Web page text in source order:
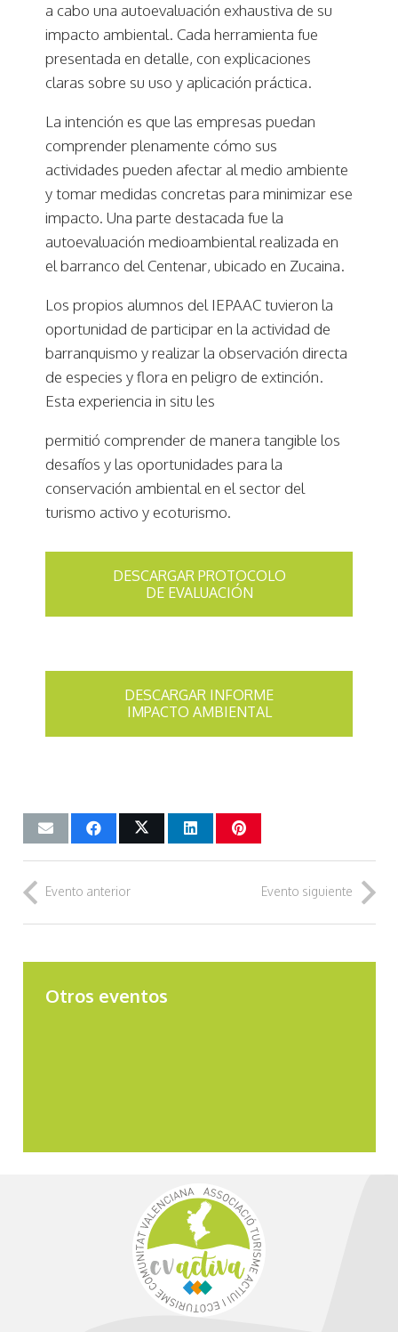
a cabo una autoevaluación exhaustiva de su
impacto ambiental. Cada herramienta fue
presentada en detalle, con explicaciones
claras sobre su uso y aplicación práctica.
La intención es que las empresas puedan
comprender plenamente cómo sus
actividades pueden afectar al medio ambiente
y tomar medidas concretas para minimizar ese
impacto. Una parte destacada fue la
autoevaluación medioambiental realizada en
el barranco del Centenar, ubicado en Zucaina.
Los propios alumnos del IEPAAC tuvieron la
oportunidad de participar en la actividad de
barranquismo y realizar la observación directa
de especies y flora en peligro de extinción.
Esta experiencia in situ les
permitió comprender de manera tangible los
desafíos y las oportunidades para la
conservación ambiental en el sector del
turismo activo y ecoturismo.
DESCARGAR PROTOCOLO
DE EVALUACIÓN
DESCARGAR INFORME
IMPACTO AMBIENTAL
Evento anterior Evento siguiente
Otros eventos
V Jornadas Profesionales